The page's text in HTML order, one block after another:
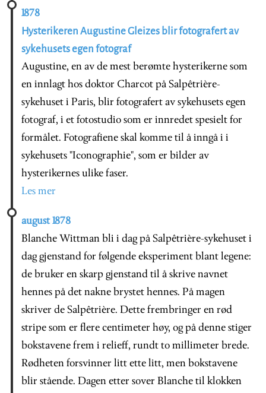
1878
Hysterikeren Augustine Gleizes blir fotografert av
sykehusets egen fotograf
Augustine, en av de mest berømte hysterikerne som
en innlagt hos doktor Charcot på Salpêtrière-
sykehuset i Paris, blir fotografert av sykehusets egen
fotograf, i et fotostudio som er innredet spesielt for
formålet. Fotografiene skal komme til å inngå i i
sykehusets "Iconographie", som er bilder av
hysterikernes ulike faser.
Les mer
august 1878
Blanche Wittman bli i dag på Salpêtrière-sykehuset i
dag gjenstand for følgende eksperiment blant legene:
de bruker en skarp gjenstand til å skrive navnet
hennes på det nakne brystet hennes. På magen
skriver de Salpêtrière. Dette frembringer en rød
stripe som er flere centimeter høy, og på denne stiger
bokstavene frem i relieff, rundt to millimeter brede.
Rødheten forsvinner litt ette litt, men bokstavene
blir stående. Dagen etter sover Blanche til klokken